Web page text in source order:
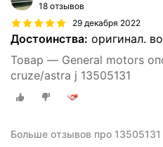
18 отзывов
29 декабря 2022
Достоинства: оригинал.
Товар — General motors
cruze/astra j 13505131
Больше отзывов про 13505131